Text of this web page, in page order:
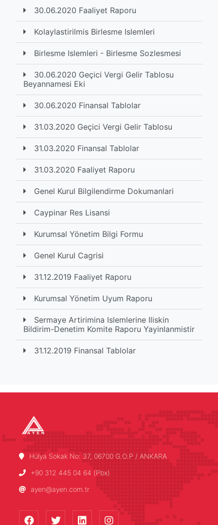
30.06.2020 Faaliyet Raporu
Kolaylastirilmis Birlesme Islemleri
Birlesme Islemleri - Birlesme Sozlesmesi
30.06.2020 Geçici Vergi Gelir Tablosu
Beyannamesi Eki
30.06.2020 Finansal Tablolar
31.03.2020 Geçici Vergi Gelir Tablosu
31.03.2020 Finansal Tablolar
31.03.2020 Faaliyet Raporu
Genel Kurul Bilgilendirme Dokumanlari
Caypinar Res Lisansi
Kurumsal Yönetim Bilgi Formu
Genel Kurul Cagrisi
31.12.2019 Faaliyet Raporu
Kurumsal Yönetim Uyum Raporu
Sermaye Artirimina Islemlerine Iliskin
Bildirim-Denetim Komite Raporu Yayinlanmistir
31.12.2019 Finansal Tablolar
Hülya Sokak No: 37, 06700 G.O.P / ANKARA
+90 312 445 04 64 (Pbx)
ayen@ayen.com.tr